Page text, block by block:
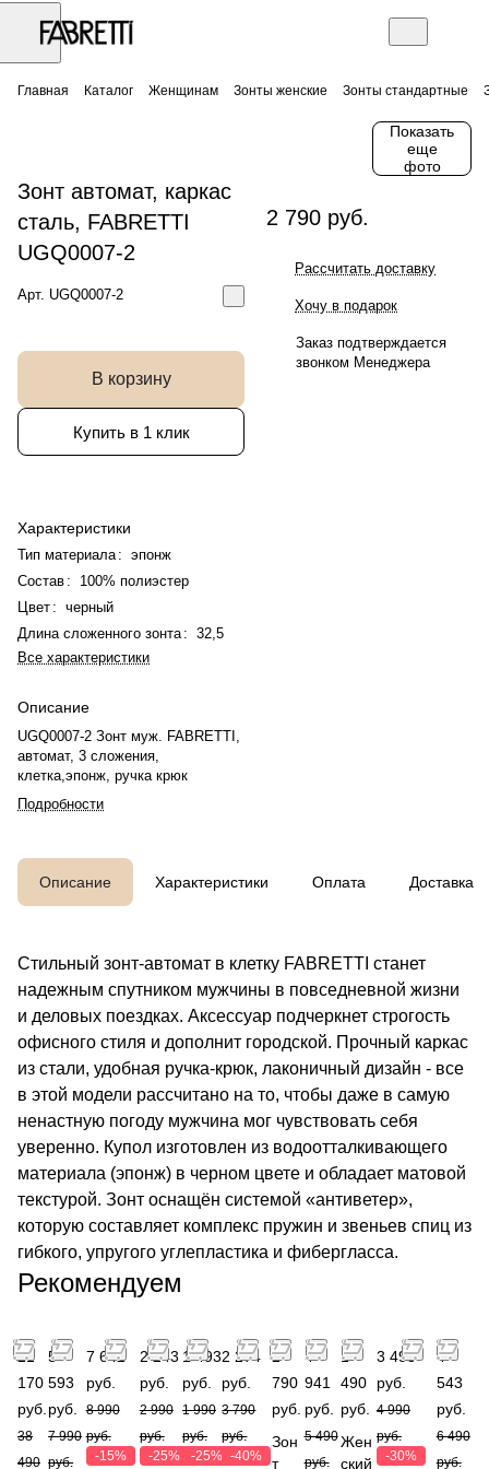
Главная Каталог Женщинам Зонты женские Зонты стандартные
Показать
еще
фото
Зонт автомат, каркас
сталь, FABRETTI
UGQ0007-2
Арт. UGQ0007-2
В корзину
Купить в 1 клик
Характеристики
Тип материала : эпонж
Состав :
100% полиэстер
Цвет : черный
Длина сложенного зонта : 32,5
Все характеристики
Описание
UGQ0007-2 Зонт муж. FABRETTI,
автомат, 3 сложения,
клетка,эпонж, ручка крюк
Подробности
2 790 руб.
Рассчитать доставку
Хочу в подарок
Заказ подтверждается
звонком Менеджера
Описание Характеристики Оплата Доставка
Стильный зонт-автомат в клетку FABRETTI станет
надежным спутником мужчины в повседневной жизни
и деловых поездках. Аксессуар подчеркнет строгость
офисного стиля и дополнит городской. Прочный каркас
из стали, удобная ручка-крюк, лаконичный дизайн - все
в этой модели рассчитано на то, чтобы даже в самую
ненастную погоду мужчина мог чувствовать себя
уверенно. Купол изготовлен из водоотталкивающего
материала (эпонж) в черном цвете и обладает матовой
текстурой. Зонт оснащён системой «антиветер»,
которую составляет комплекс пружин и звеньев спиц из
гибкого, упругого углепластика и фибергласса.
Рекомендуем
21
170
руб.
38
490
5
593
руб.
7 990
руб.
7 642
руб.
8 990
руб.
-15%
2 243
руб.
2 990
руб.
-25%
1 493
руб.
1 990
руб.
-25%
2 274
руб.
3 790
руб.
-40%
2
790
руб.
Зон
т
4
941
руб.
5 490
руб.
1
490
руб.
Жен
ский
3 493
руб.
4 990
руб.
-30%
4
543
руб.
6 490
руб.